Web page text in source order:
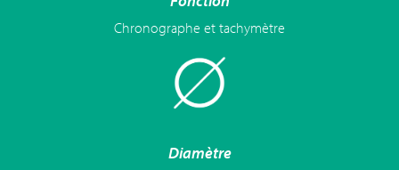
Chronographe et tachymètre
Diamètre